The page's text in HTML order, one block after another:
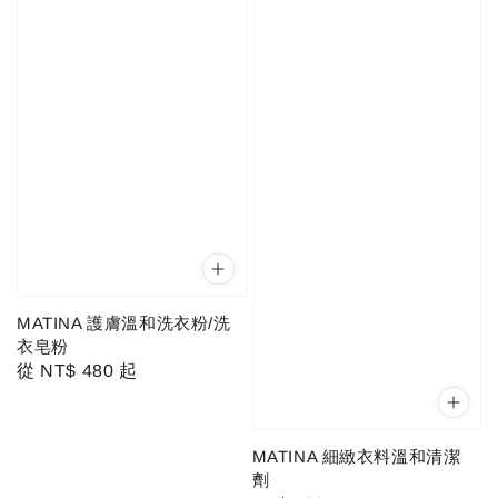
MATINA 護膚溫和洗衣粉/洗
衣皂粉
Regular
從 NT$ 480 起
MATINA 細緻衣料溫和清潔
劑